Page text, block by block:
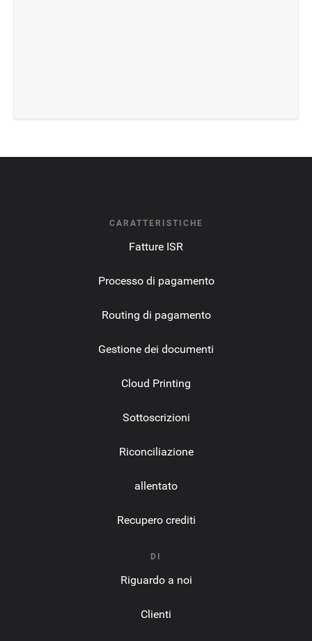
CARATTERISTICHE
Fatture ISR
Processo di pagamento
Routing di pagamento
Gestione dei documenti
Cloud Printing
Sottoscrizioni
Riconciliazione
allentato
Recupero crediti
DI
Riguardo a noi
Clienti